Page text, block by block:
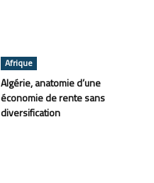
Afrique
Algérie, anatomie d’une
économie de rente sans
diversification